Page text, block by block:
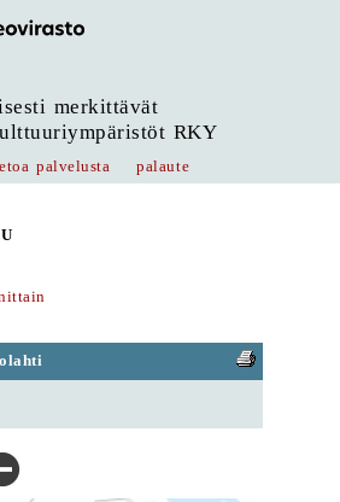
merkittävät
RKY
palvelusta palaute